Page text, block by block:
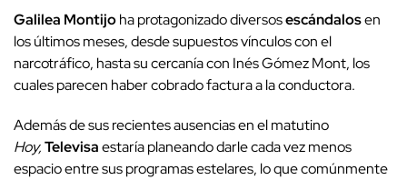
Galilea Montijoha protagonizado diversosescándalosen
los últimos meses, desde supuestos vínculos con el
narcotráfico, hasta su cercanía con Inés Gómez Mont, los
cuales parecen haber cobrado factura a la conductora.
Además de sus recientes ausencias en el matutino
Hoy,Televisaestaría planeando darle cada vez menos
espacio entre sus programas estelares, lo que comúnmente